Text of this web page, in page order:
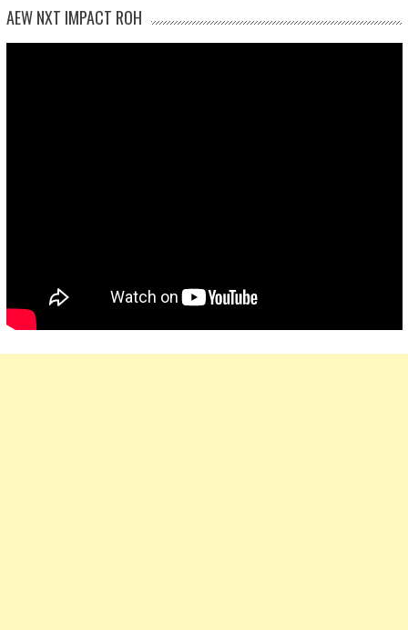
AEW NXT IMPACT ROH